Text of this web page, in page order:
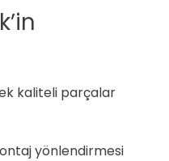
kaliteli parçalar
yönlendirmesi